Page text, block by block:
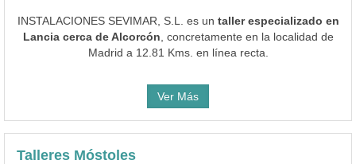
INSTALACIONES SEVIMAR, S.L. es un taller especializado en
Lancia cerca de Alcorcón , concretamente en la localidad de
Madrid a 12.81 Kms. en línea recta.
Ver Más
Talleres Móstoles